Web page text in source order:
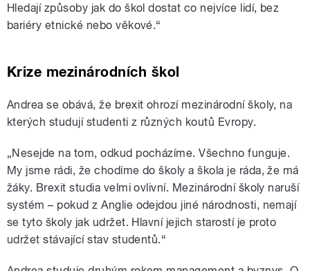
Hledají způsoby jak do škol dostat co nejvíce lidí, bez
bariéry etnické nebo věkové.“
Krize mezinárodních škol
Andrea se obává, že brexit ohrozí mezinárodní školy, na
kterých studují studenti z různých koutů Evropy.
„Nesejde na tom, odkud pocházíme. Všechno funguje.
My jsme rádi, že chodíme do školy a škola je ráda, že má
žáky. Brexit studia velmi ovlivní. Mezinárodní školy naruší
systém – pokud z Anglie odejdou jiné národnosti, nemají
se tyto školy jak udržet. Hlavní jejich starostí je proto
udržet stávající stav studentů.“